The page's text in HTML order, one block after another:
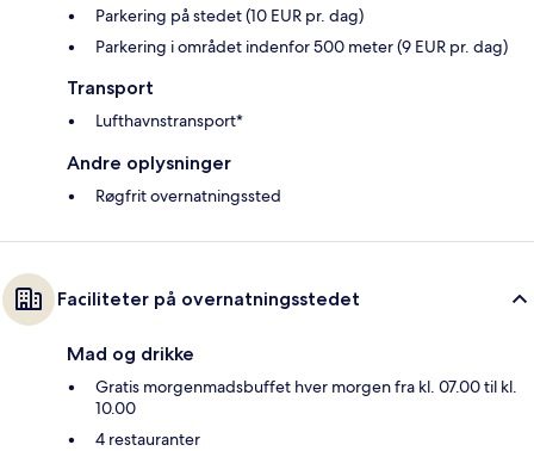
Parkering på stedet (10 EUR pr. dag)
Parkering i området indenfor 500 meter (9 EUR pr. dag)
Transport
Lufthavnstransport*
Andre oplysninger
Røgfrit overnatningssted
Faciliteter på overnatningsstedet
Mad og drikke
Gratis morgenmadsbuffet hver morgen fra kl. 07.00 til kl.
10.00
4 restauranter